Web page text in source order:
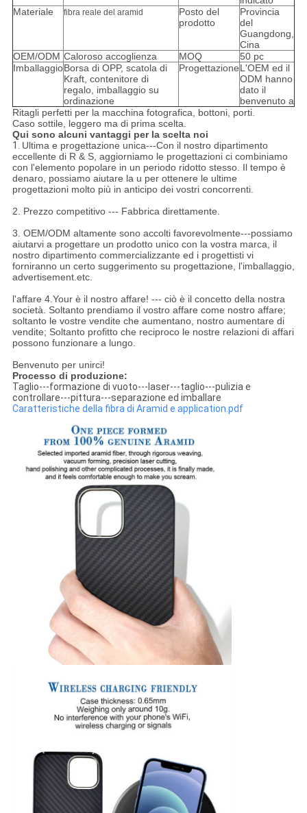
Materiale
fibra reale del aramid
Posto del
prodotto
Provincia
del
Guangdong,
Cina
OEM/ODM Caloroso accoglienza MOQ
50 pc
ImballaggioBorsa di OPP, scatola di
Kraft, contenitore di
regalo, imballaggio su
ordinazione
ProgettazioneL'OEM ed il
ODM hanno
dato il
benvenuto a
Ritagli perfetti per la macchina fotografica, bottoni, porti.
Caso sottile, leggero ma di prima scelta.
Qui sono alcuni vantaggi per la scelta noi
1. Ultima e progettazione unica---Con il nostro dipartimento
eccellente di R & S, aggiorniamo le progettazioni ci combiniamo
con l'elemento popolare in un periodo ridotto stesso. Il tempo è
denaro, possiamo aiutare la u per ottenere le ultime
progettazioni molto più in anticipo dei vostri concorrenti.
2. Prezzo competitivo --- Fabbrica direttamente.
3. OEM/ODM altamente sono accolti favorevolmente---possiamo
aiutarvi a progettare un prodotto unico con la vostra marca, il
nostro dipartimento commercializzante ed i progettisti vi
forniranno un certo suggerimento su progettazione, l'imballaggio,
advertisement.etc.
l'affare 4.Your è il nostro affare! --- ciò è il concetto della nostra
società. Soltanto prendiamo il vostro affare come nostro affare;
soltanto le vostre vendite che aumentano, nostro aumentare di
vendite; Soltanto profitto che reciproco le nostre relazioni di affari
possono funzionare a lungo.
Benvenuto per unirci!
Processo di produzione:
Taglio---formazione di vuoto---laser---taglio---pulizia e
controllare---pittura---separazione ed imballare
Caratteristiche della fibra di Aramid e application.pdf